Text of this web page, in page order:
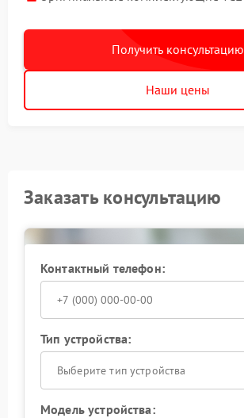
Получить консультацию
Наши цены
Заказать консультацию
Контактный телефон:
Тип устройства:
Выберите тип устройства
Модель устройства: